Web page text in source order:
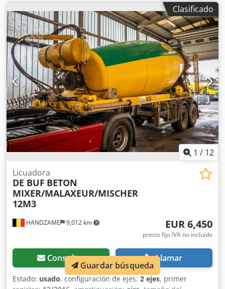
manual con sujeción neumática - Ajuste fino mediante
volantes Csdpfx Ahohbal Dekerf - Mesa giratoria giratoria
con sujeción neumática - Estructura de soporte metálica
con 3 cajones Espacio necesario (largo x ancho x alto): 1100
x 1000 x 800 mm Peso: 400 kg Buen estado
Clasificado
1 / 12
HANDZAME 9,012 km
Licuadora
DE BUF BETON
MIXER/MALAXEUR/MISCHER
12M3
EUR 6,450
precio fijo IVA no incluído
Consultar Llamar
Estado: usado, configuración de ejes: 2 ejes, primer
Guardar búsqueda